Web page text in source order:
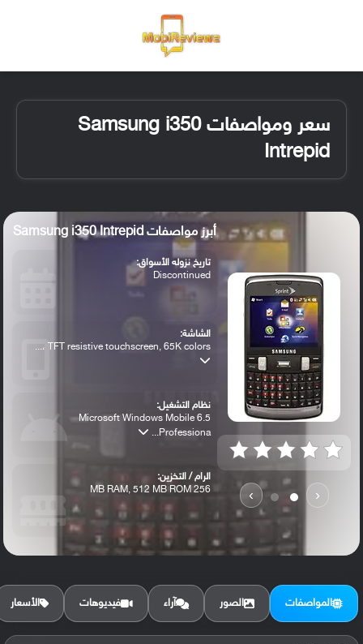
سعر ومواصفات Samsung i350
Intrepid
‹
›
أبرز مواصفات Samsung i350 Intrepid
تاريخ نزوله الأسواق:
Discontinued
الشاشة:
TFT resistive touchscreen, 65K colors ،...
نظام التشغيل:
Microsoft Windows Mobile 6.5
Professiona...
الرام / التخزين:
256 MB RAM, 512 MB ROM
الكاميرا الأساسية:
المواصفات الصور آراء فيديوهات الأسعار